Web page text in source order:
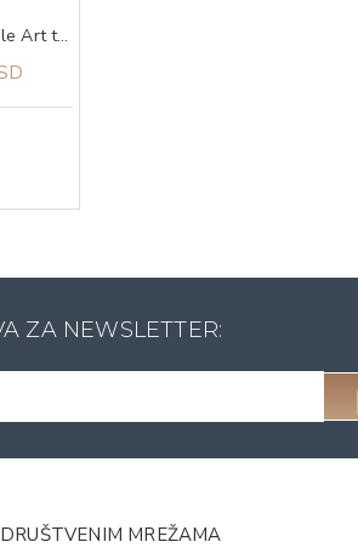
OPI Lak za nokte Tile Art to Warm Your Heart
ZA NEWSLETTER:
MREŽAMA